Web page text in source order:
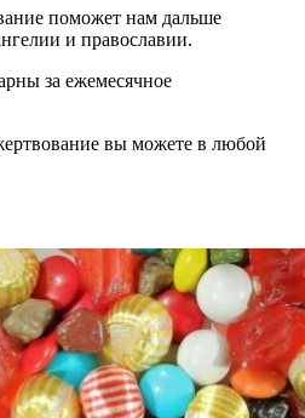
поможет нам дальше
и православии.
за ежемесячное
вы можете в любой